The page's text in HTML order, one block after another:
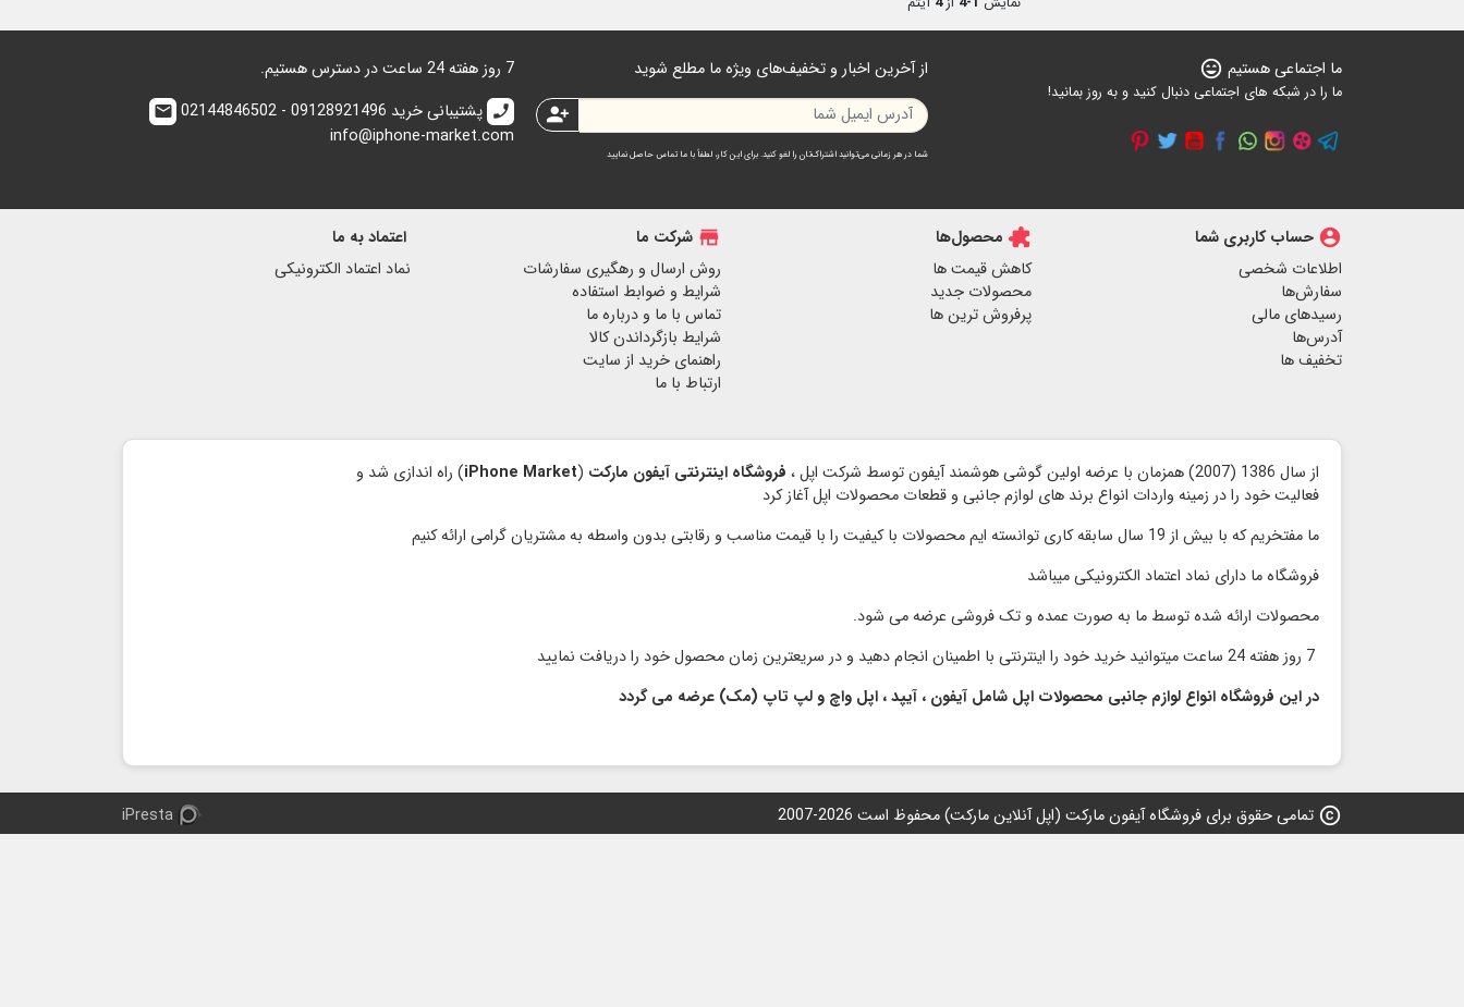
ما اجتماعی هستیم sentiment_very_satisfied
ما را در شبکه های اجتماعی دنبال کنید و به روز بمانید!
از آخرین اخبار و تخفیف‌های ویژه ما مطلع شوید
person_add
شما در هر زمانی می‌توانید اشتراک‌تان را لغو کنید. برای این کار، لطفاً با ما تماس حاصل نمایید
7 روز هفته 24 ساعت در دسترس هستیم.
call پشتیبانی خرید 09128921496 - 02144846502 email
info@iphone-market.com
account_circle حساب کاربری شما
اطلاعات شخصی
سفارش‌ها
رسیدهای مالی
آدرس‌ها
تخفیف ها
extension محصول‌ها
کاهش قیمت ها
محصولات جدید
پرفروش ترین ها
store شرکت ما
روش ارسال و رهگیری سفارشات
شرایط و ضوابط استفاده
تماس با ما و درباره ما
شرایط بازگرداندن کالا
راهنمای خرید از سایت
ارتباط با ما
اعتماد به ما
نماد اعتماد الكترونیكی
از سال 1386 (2007) همزمان با عرضه اولین گوشی هوشمند آیفون توسط شرکت اپل ، فروشگاه اینترنتی آیفون مارکت (
iPhone Market) راه اندازی شد و
فعالیت خود را در زمینه واردات انواع برند های لوازم جانبی و قطعات محصولات اپل آغاز کرد
ما مفتخریم که با بیش از 19 سال سابقه کاری توانسته ایم محصولات با کیفیت را با قیمت مناسب و رقابتی بدون واسطه به مشتریان گرامی ارائه کنیم
فروشگاه ما دارای نماد اعتماد الكترونیكی میباشد
محصولات ارائه شده توسط ما به صورت عمده و تک فروشی عرضه می شود.
در این فروشگاه انواع لوازم جانبی محصولات اپل شامل آیفون ، آیپد ، اپل واچ و لپ تاپ (مک) عرضه می گردد
copyright تمامی حقوق برای فروشگاه آیفون مارکت (اپل آنلاین مارکت) محفوظ است 2026-2007 iPresta